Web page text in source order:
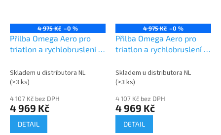
4 975 Kč –0 %
Přilba Omega Aero pro
triatlon a rychlobruslení -
Skladem u distributora NL
(>3 ks)
4 107 Kč bez DPH
4 969 Kč
DETAIL
4 975 Kč –0 %
Přilba Omega Aero pro
triatlon a rychlobruslení -
Skladem u distributora NL
(>3 ks)
4 107 Kč bez DPH
4 969 Kč
DETAIL